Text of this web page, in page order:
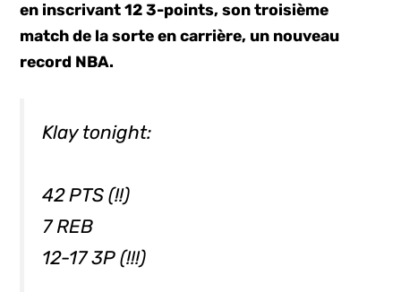
en inscrivant 12 3-points, son troisième
match de la sorte en carrière, un nouveau
record NBA.
Klay tonight:
42 PTS (!!)
7 REB
12-17 3P (!!!)